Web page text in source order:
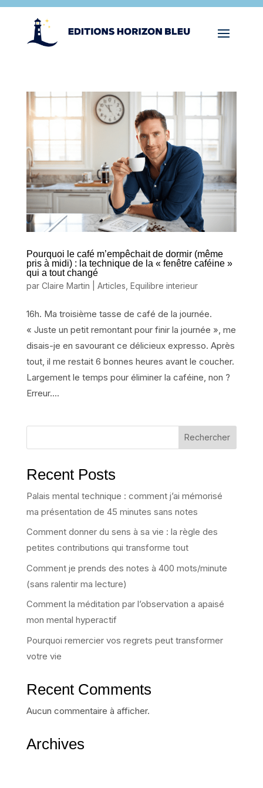
Pourquoi le café m’empêchait de dormir (même
pris à midi) : la technique de la « fenêtre caféine »
qui a tout changé
par Claire Martin Articles Equilibre interieur
16h. Ma troisième tasse de café de la journée.
« Juste un petit remontant pour finir la journée », me
disais-je en savourant ce délicieux expresso. Après
tout, il me restait 6 bonnes heures avant le coucher.
Largement le temps pour éliminer la caféine, non ?
Erreur....
Rechercher
Recent Posts
Palais mental technique : comment j’ai mémorisé
ma présentation de 45 minutes sans notes
Comment donner du sens à sa vie : la règle des
petites contributions qui transforme tout
Comment je prends des notes à 400 mots/minute
(sans ralentir ma lecture)
Comment la méditation par l’observation a apaisé
mon mental hyperactif
Pourquoi remercier vos regrets peut transformer
votre vie
Recent Comments
Aucun commentaire à afficher.
Archives